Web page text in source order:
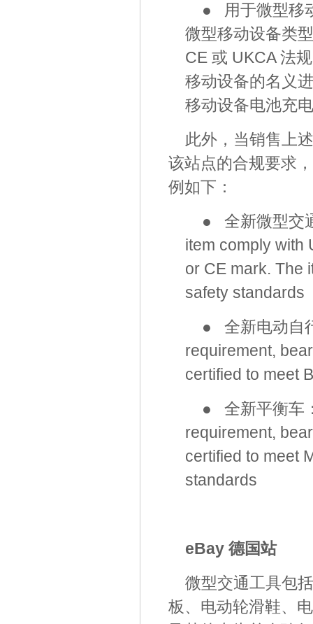
● 用于微型移
微型移动设备类
CE 或 UKCA 法
移动设备的名义
移动设备电池充
此外，当销售上
该站点的合规要求
例如下：
● 全新微型交
item comply with
or CE mark. The
safety standards
● 全新电动自
requirement,
certified to meet
● 全新平衡车
requirement,
certified to meet
standards
eBay 德国站
微型交通工具包
板、电动轮滑鞋、